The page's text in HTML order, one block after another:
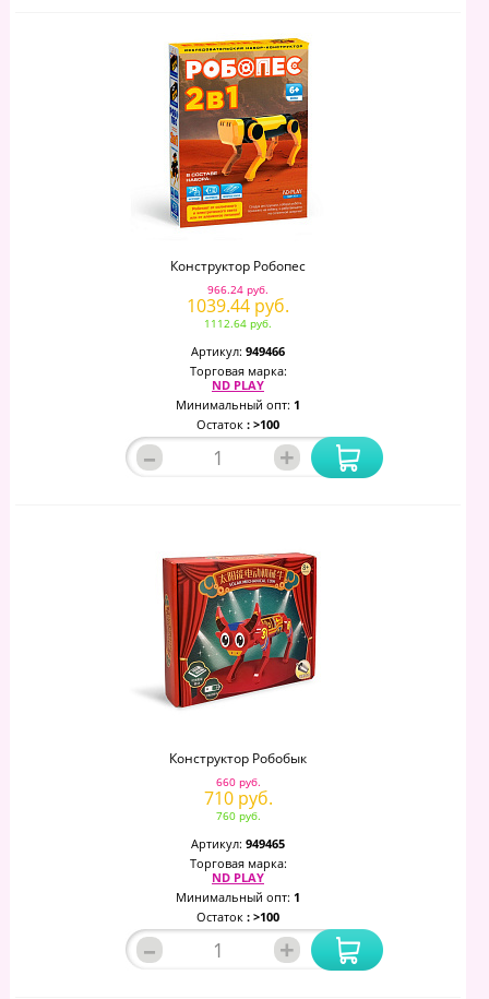
Конструктор Робопес
966.24 руб.
1039.44 руб.
1112.64 руб.
Артикул: 949466
Торговая марка:
ND PLAY
Минимальный опт: 1
Остаток : >100
– +
Конструктор Робобык
660 руб.
710 руб.
760 руб.
Артикул: 949465
Торговая марка:
ND PLAY
Минимальный опт: 1
Остаток : >100
– +